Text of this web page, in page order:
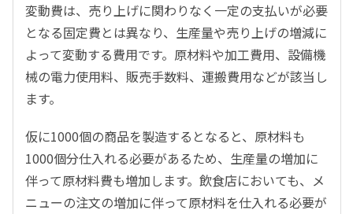
変動費は、売り上げに関わりなく一定の支払いが必要
となる固定費とは異なり、生産量や売り上げの増減に
よって変動する費用です。原材料や加工費用、設備機
械の電力使用料、販売手数料、運搬費用などが該当し
ます。
仮に1000個の商品を製造するとなると、原材料も
1000個分仕入れる必要があるため、生産量の増加に
伴って原材料費も増加します。飲食店においても、メ
ニューの注文の増加に伴って原材料を仕入れる必要が